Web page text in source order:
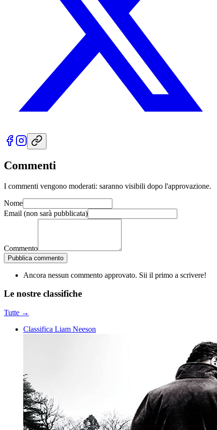
Commenti
I commenti vengono moderati: saranno visibili dopo l'approvazione.
Nome
Email (non sarà pubblicata)
Commento
Pubblica commento
Ancora nessun commento approvato. Sii il primo a scrivere!
Le nostre classifiche
Tutte →
Classifica Liam Neeson